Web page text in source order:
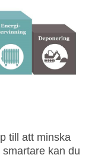
till att minska
kan du